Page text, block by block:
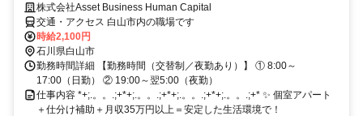
株式会社Asset Business Human Capital
交通・アクセス 白山市内の職場です
時給2,100円
石川県白山市
勤務時間詳細 【勤務時間（交替制／夜勤あり）】 ① 8:00～
17:00（日勤） ② 19:00～翌5:00（夜勤）
仕事内容 *+;.。。.;+*+;.。。.;+*+;.。。.;+*+;.。。.;+* ✨ 個室アパート
＋仕分け補助＋月収35万円以上＝安定した生活環境で！